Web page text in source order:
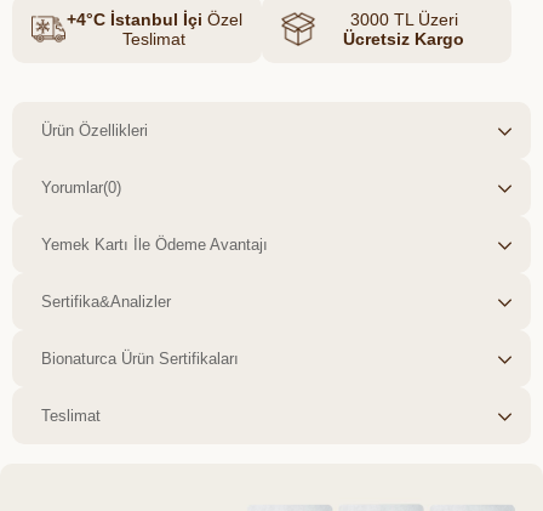
+4°C İstanbul İçi Özel
Teslimat
3000 TL Üzeri
Ücretsiz Kargo
Ürün Özellikleri
Yorumlar(0)
Yemek Kartı İle Ödeme Avantajı
Sertifika&Analizler
Bionaturca Ürün Sertifikaları
Teslimat